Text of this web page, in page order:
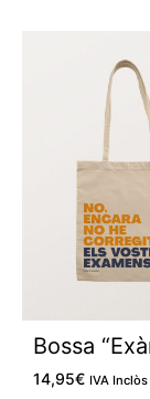
Bossa
14,95€ IVA Inclòs